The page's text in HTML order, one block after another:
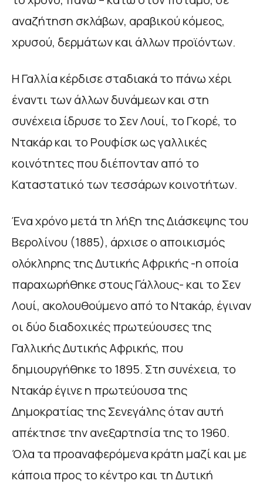
αναζήτηση σκλάβων, αραβικού κόμεος,
χρυσού, δερμάτων και άλλων προϊόντων.
Η Γαλλία κέρδισε σταδιακά το πάνω χέρι
έναντι των άλλων δυνάμεων και στη
συνέχεια ίδρυσε το Σεν Λουί, το Γκορέ, το
Ντακάρ και το Ρουφίσκ ως γαλλικές
κοινότητες που διέπονταν από το
Καταστατικό των τεσσάρων κοινοτήτων.
Ένα χρόνο μετά τη λήξη της Διάσκεψης του
Βερολίνου (1885), άρχισε ο αποικισμός
ολόκληρης της Δυτικής Αφρικής -η οποία
παραχωρήθηκε στους Γάλλους- και το Σεν
Λουί, ακολουθούμενο από το Ντακάρ, έγιναν
οι δύο διαδοχικές πρωτεύουσες της
Γαλλικής Δυτικής Αφρικής, που
δημιουργήθηκε το 1895. Στη συνέχεια, το
Ντακάρ έγινε η πρωτεύουσα της
Δημοκρατίας της Σενεγάλης όταν αυτή
απέκτησε την ανεξαρτησία της το 1960.
Όλα τα προαναφερόμενα κράτη μαζί και με
κάποια προς το κέντρο και τη Δυτική